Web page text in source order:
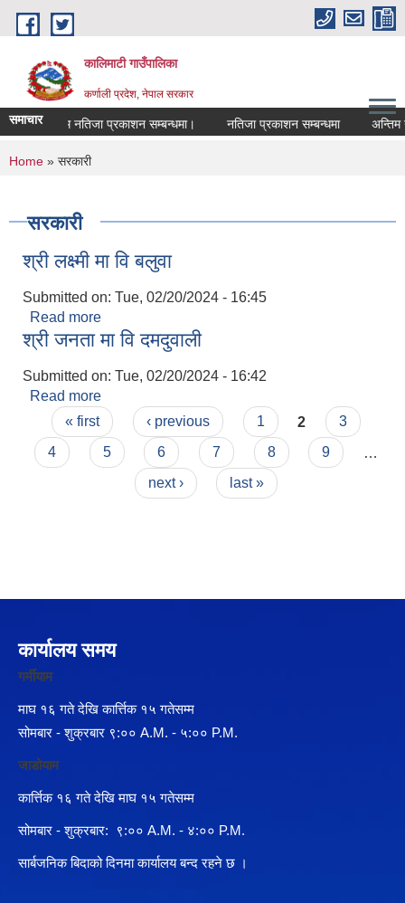
Skip to main content
कालिमाटी गाउँपालिका
कर्णाली प्रदेश, नेपाल सरकार
समाचारअन्तिम नतिजा प्रकाशन सम्बन्धमा। नतिजा प्रकाशन सम्बन्धमा अन्तिम
You are here
Home » सरकारी
सरकारी
श्री लक्ष्मी मा वि बलुवा
Submitted on: Tue, 02/20/2024 - 16:45
Read more
श्री जनता मा वि दमदुवाली
Submitted on: Tue, 02/20/2024 - 16:42
Read more
Pages
« first ‹ previous 1 2
3
4
5 6 7 8 9
next ›
last »
कार्यालय समय
गर्मीयाम
माघ १६ गते देखि कार्त्तिक १५ गतेसम्म
सोमबार - शुक्रबार ९:०० A.M. - ५:०० P.M.
जाडोयाम
कार्त्तिक १६ गते देखि माघ १५ गतेसम्म
सोमबार - शुक्रबार: ९:०० A.M. - ४:०० P.M.
सार्बजनिक बिदाको दिनमा कार्यालय बन्द रहने छ ।